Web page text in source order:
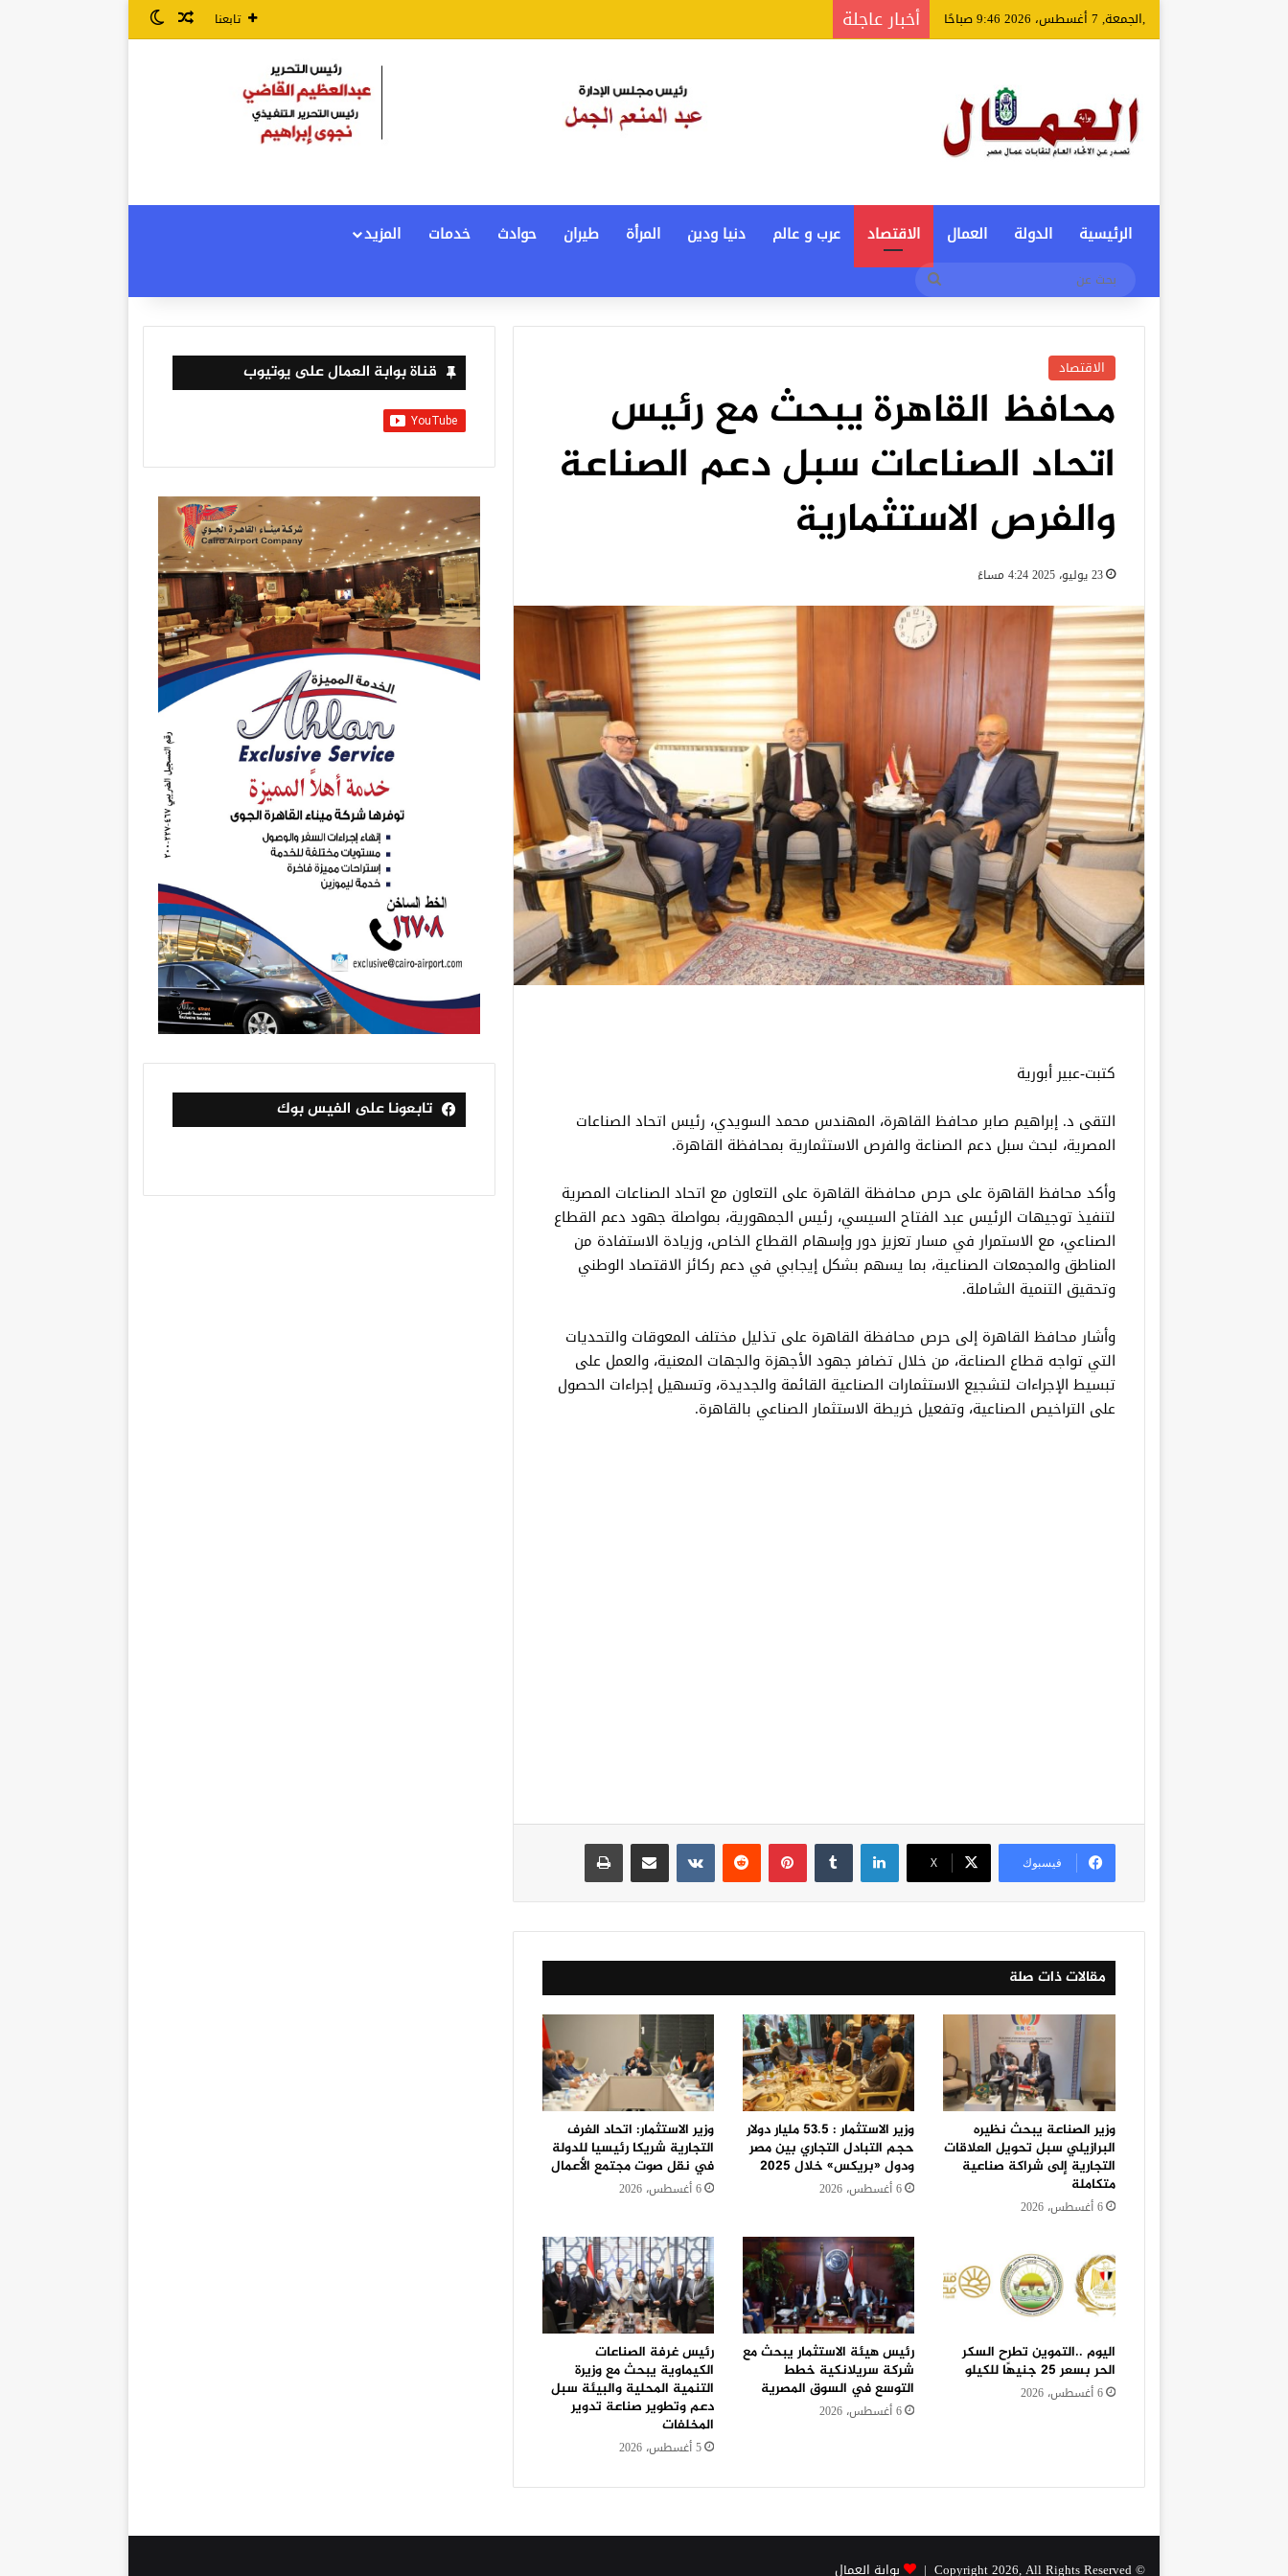
,الجمعة, 7 أغسطس، 2026 9:46 صباحًا أخبار عاجلة تابعنا مقال عشوائي
الوضع المظلم
الرئيسية الدولة العمال الاقتصاد عرب و عالم دنيا ودين المرأة طيران حوادث خدمات
المزيد
الاقتصاد
محافظ القاهرة يبحث مع رئيس
اتحاد الصناعات سبل دعم الصناعة
والفرص الاستثمارية
23 يوليو، 2025 4:24 مساءً
كتبت-عبير أبورية
التقى د. إبراهيم صابر محافظ القاهرة، المهندس محمد السويدي، رئيس اتحاد الصناعات
المصرية، لبحث سبل دعم الصناعة والفرص الاستثمارية بمحافظة القاهرة.
وأكد محافظ القاهرة على حرص محافظة القاهرة على التعاون مع اتحاد الصناعات المصرية
لتنفيذ توجيهات الرئيس عبد الفتاح السيسي، رئيس الجمهورية، بمواصلة جهود دعم القطاع
الصناعي، مع الاستمرار في مسار تعزيز دور وإسهام القطاع الخاص، وزيادة الاستفادة من
المناطق والمجمعات الصناعية، بما يسهم بشكل إيجابي في دعم ركائز الاقتصاد الوطني
وتحقيق التنمية الشاملة.
وأشار محافظ القاهرة إلى حرص محافظة القاهرة على تذليل مختلف المعوقات والتحديات
التي تواجه قطاع الصناعة، من خلال تضافر جهود الأجهزة والجهات المعنية، والعمل على
تبسيط الإجراءات لتشجيع الاستثمارات الصناعية القائمة والجديدة، وتسهيل إجراءات الحصول
على التراخيص الصناعية، وتفعيل خريطة الاستثمار الصناعي بالقاهرة.
فيسبوك ‫X
لينكدإن بينتيريست
مقالات ذات صلة
وزير الصناعة يبحث نظيره
البرازيلي سبل تحويل العلاقات
التجارية إلى شراكة صناعية
متكاملة
6 أغسطس، 2026
وزير الاستثمار : 53.5 مليار دولار
حجم التبادل التجاري بين مصر
ودول «بريكس» خلال 2025
6 أغسطس، 2026
وزير الاستثمار: اتحاد الغرف
التجارية شريكا رئيسيا للدولة
في نقل صوت مجتمع الأعمال
6 أغسطس، 2026
اليوم ..التموين تطرح السكر
الحر بسعر 25 جنيهًا للكيلو
6 أغسطس، 2026
رئيس هيئة الاستثمار يبحث مع
شركة سريلانكية خطط
التوسع في السوق المصرية
6 أغسطس، 2026
رئيس غرفة الصناعات
الكيماوية يبحث مع وزيرة
التنمية المحلية والبيئة سبل
دعم وتطوير صناعة تدوير
المخلفات
5 أغسطس، 2026
قناة بوابة العمال على يوتيوب
تابعونا على الفيس بوك
© Copyright 2026, All Rights Reserved | بوابة العمال